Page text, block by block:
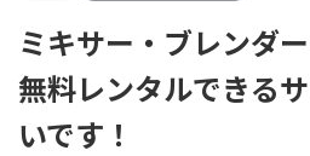
ミキサー・ブレンダ
無料レンタルできる
いです！